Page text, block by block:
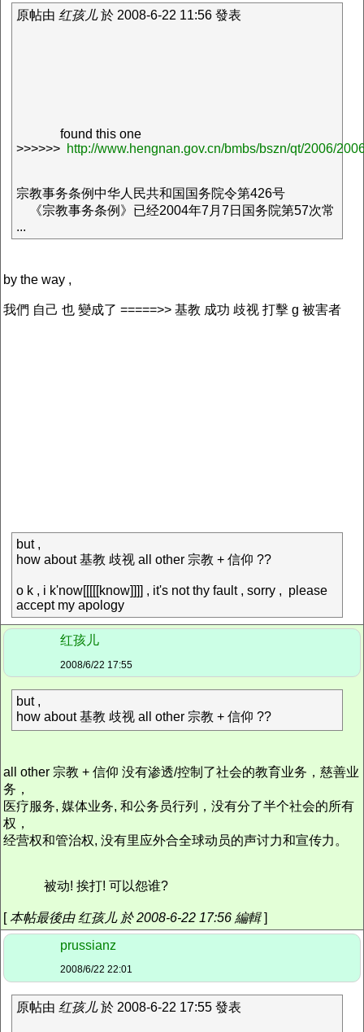
原帖由 红孩儿於 2008-6-22 11:56 發表
found this one
>>>>>> http://www.hengnan.gov.cn/bmbs/bszn/qt/2006/
宗教事务条例中华人民共和国国务院令第426号
《宗教事务条例》已经2004年7月7日国务院第57次常
...
by the way ,
我們 自己 也 變成了 =====>> 基教 成功 歧视 打擊 g 被害者
but ,
how about 基教 歧视 all other 宗教 + 信仰 ??
o k , i k'now[[[[[know]]]] , it's not thy fault , sorry , please
accept my apology
红孩儿
2008/6/22 17:55
but ,
how about 基教 歧视 all other 宗教 + 信仰 ??
all other 宗教 + 信仰 没有渗透/控制了社会的教育业务，慈善业
务，
医疗服务, 媒体业务, 和公务员行列，没有分了半个社会的所有
权，
经营权和管治权, 没有里应外合全球动员的声讨力和宣传力。
被动! 挨打! 可以怨谁?
[本帖最後由 红孩儿 於 2008-6-22 17:56 編輯]
prussianz
2008/6/22 22:01
原帖由 红孩儿於 2008-6-22 17:55 發表